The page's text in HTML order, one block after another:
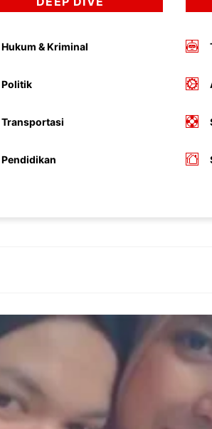
Hukum & Kriminal
Politik
Transportasi
Pendidikan
Bandung – Menyambut pergantian